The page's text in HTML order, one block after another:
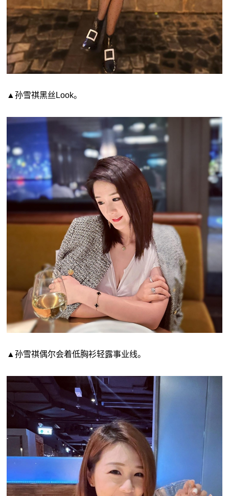
▲孙雪祺黑丝Look。
▲孙雪祺偶尔会着低胸衫轻露事业线。